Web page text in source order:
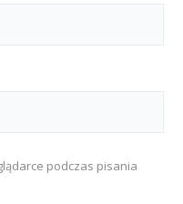
podczas pisania